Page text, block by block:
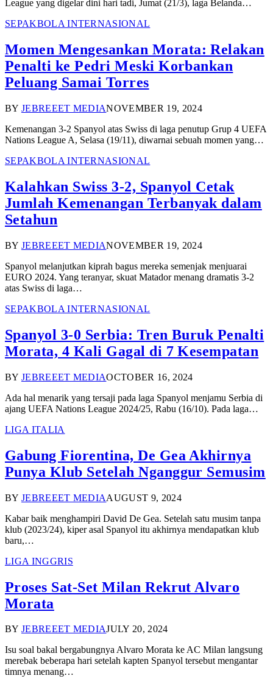
League yang digelar dini hari tadi, Jumat (21/3), laga Belanda…
SEPAKBOLA INTERNASIONAL
Momen Mengesankan Morata: Relakan
Penalti ke Pedri Meski Korbankan
Peluang Samai Torres
BY JEBREEET MEDIANOVEMBER 19, 2024
Kemenangan 3-2 Spanyol atas Swiss di laga penutup Grup 4 UEFA
Nations League A, Selasa (19/11), diwarnai sebuah momen yang…
SEPAKBOLA INTERNASIONAL
Kalahkan Swiss 3-2, Spanyol Cetak
Jumlah Kemenangan Terbanyak dalam
Setahun
BY JEBREEET MEDIANOVEMBER 19, 2024
Spanyol melanjutkan kiprah bagus mereka semenjak menjuarai
EURO 2024. Yang teranyar, skuat Matador menang dramatis 3-2
atas Swiss di laga…
SEPAKBOLA INTERNASIONAL
Spanyol 3-0 Serbia: Tren Buruk Penalti
Morata, 4 Kali Gagal di 7 Kesempatan
BY JEBREEET MEDIAOCTOBER 16, 2024
Ada hal menarik yang tersaji pada laga Spanyol menjamu Serbia di
ajang UEFA Nations League 2024/25, Rabu (16/10). Pada laga…
LIGA ITALIA
Gabung Fiorentina, De Gea Akhirnya
Punya Klub Setelah Nganggur Semusim
BY JEBREEET MEDIAAUGUST 9, 2024
Kabar baik menghampiri David De Gea. Setelah satu musim tanpa
klub (2023/24), kiper asal Spanyol itu akhirnya mendapatkan klub
baru,…
LIGA INGGRIS
Proses Sat-Set Milan Rekrut Alvaro
Morata
BY JEBREEET MEDIAJULY 20, 2024
Isu soal bakal bergabungnya Alvaro Morata ke AC Milan langsung
merebak beberapa hari setelah kapten Spanyol tersebut mengantar
timnya menang…